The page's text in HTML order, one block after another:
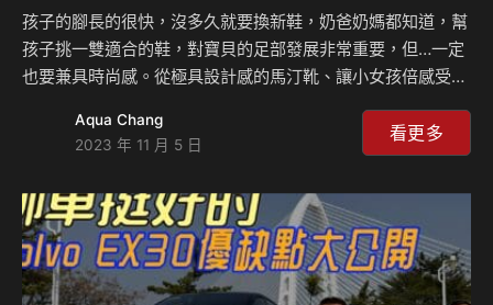
孩子的腳長的很快，沒多久就要換新鞋，奶爸奶媽都知道，幫
孩子挑一雙適合的鞋，對寶貝的足部發展非常重要，但…一定
也要兼具時尚感。從極具設計感的馬汀靴、讓小女孩倍感受疼
乾鞋、休閒鞋和機能運動鞋，沒想到小孩的單一鞋款，從配
色、設計到鞋墊都是滿滿的學問，單一鞋款可以有20種以上的
周東慶來與大家分享該怎麼幫孩子挑選童鞋。哈布童鞋：
https://www.habu.com.tw/ 相關新聞：
Aqua Chang
2023 年 11 月 5 日
看更多